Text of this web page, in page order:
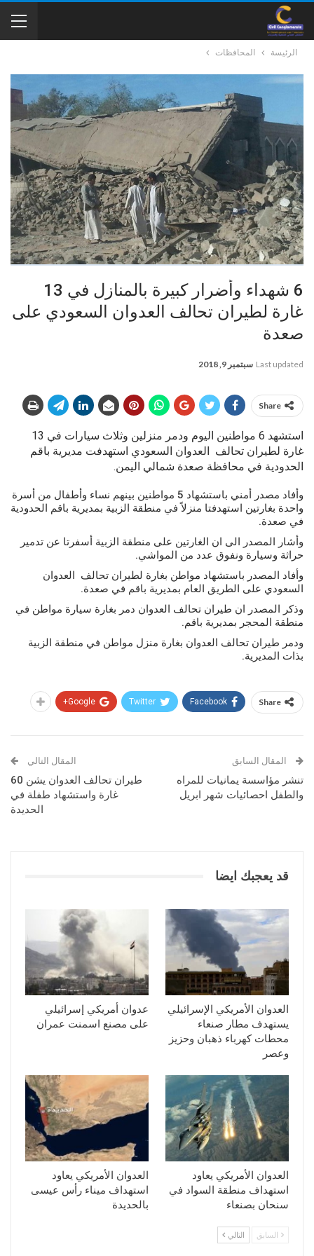
الرئيسة المحافظات
6 شهداء وأضرار كبيرة بالمنازل في 13
غارة لطيران تحالف العدوان السعودي على
صعدة
Last updated سبتمبر 9, 2018
Share
استشهد 6 مواطنين اليوم ودمر منزلين وثلاث سيارات في 13
غارة لطيران تحالف العدوان السعودي استهدفت مديرية باقم
الحدودية في محافظة صعدة شمالي اليمن.
وأفاد مصدر أمني باستشهاد 5 مواطنين بينهم نساء وأطفال من أسرة
واحدة بغارتين استهدفتا منزلاً في منطقة الزبية بمديرية باقم الحدودية
في صعدة.
وأشار المصدر الى ان الغارتين على منطقة الزبية أسفرتا عن تدمير
حراثة وسيارة ونفوق عدد من المواشي.
وأفاد المصدر باستشهاد مواطن بغارة لطيران تحالف العدوان
السعودي على الطريق العام بمديرية باقم في صعدة.
وذكر المصدر ان طيران تحالف العدوان دمر بغارة سيارة مواطن في
منطقة المحجر بمديرية باقم.
ودمر طيران تحالف العدوان بغارة منزل مواطن في منطقة الزبية
بذات المديرية.
Share
Facebook
Twitter
Google+
المقال السابق
تنشر مؤاسسة يمانيات للمراه
والطفل احصائيات شهر ابريل
المقال التالي
طيران تحالف العدوان يشن 60
غارة واستشهاد طفلة في
الحديدة
قد يعجبك ايضا
العدوان الأمريكي الإسرائيلي
يستهدف مطار صنعاء
محطات كهرباء ذهبان وحزيز
وعصر
عدوان أمريكي إسرائيلي
على مصنع اسمنت عمران
العدوان الأمريكي يعاود
استهداف منطقة السواد في
سنحان بصنعاء
العدوان الأمريكي يعاود
استهداف ميناء رأس عيسى
بالحديدة
السابق التالي